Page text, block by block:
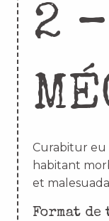
2 –
Curabitur eu
habitant
et
Format